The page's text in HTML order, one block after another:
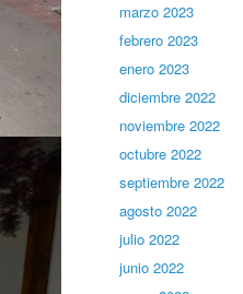
marzo 2023
febrero 2023
enero 2023
diciembre 2022
noviembre 2022
octubre 2022
septiembre 2022
agosto 2022
julio 2022
junio 2022